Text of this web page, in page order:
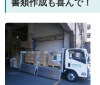
書類作成も喜んで！